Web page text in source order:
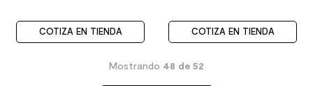
COTIZA EN TIENDA COTIZA EN TIENDA
Mostrando 48 de 52